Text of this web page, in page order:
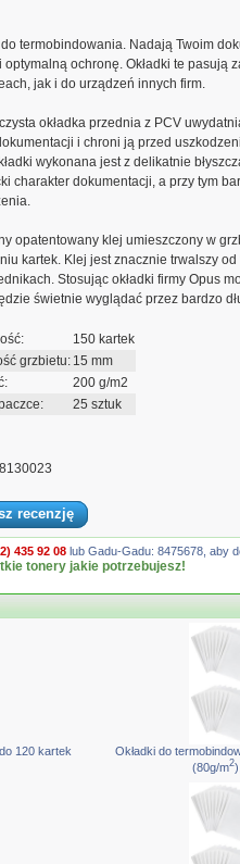
do termobindowania. Nadają Twoim
optymalną ochronę. Okładki te pasują
jak i do urządzeń innych firm.
okładka przednia z PCV
i chroni ją przed
wykonana jest z delikatnie
charakter dokumentacji, a przy tym
opatentowany klej umieszczony w
kartek. Klej jest znacznie trwalszy
Stosując okładki firmy Opus
świetnie wyglądać przez bardzo
150 kartek
grzbietu: 15 mm
200 g/m2
25 sztuk
recenzję
435 92 08lub Gadu-Gadu: 8475678, aby
tonery jakie potrzebujesz!
120 kartek
Okładki do
(80g/m2